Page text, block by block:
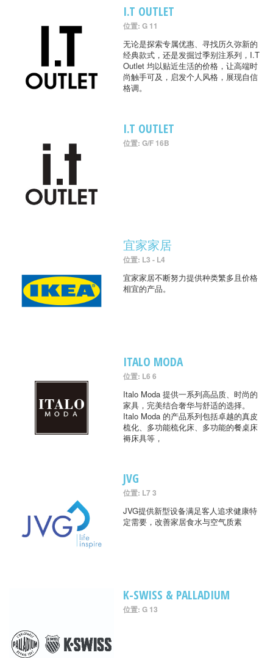
I.T OUTLET
位置: G 11
无论是探索专属优惠、寻找历久弥新的
经典款式，还是发掘过季别注系列，I.T
Outlet 均以贴近生活的价格，让高端时
尚触手可及，启发个人风格，展现自信
格调。
I.T OUTLET
位置: G/F 16B
宜家家居
位置: L3 - L4
宜家家居不断努力提供种类繁多且价格
相宜的产品。
ITALO MODA
位置: L6 6
Italo Moda 提供一系列高品质、时尚的
家具，完美结合奢华与舒适的选择。
Italo Moda 的产品系列包括卓越的真皮
梳化、多功能梳化床、多功能的餐桌床
褥床具等，
JVG
位置: L7 3
JVG提供新型设备满足客人追求健康特
定需要，改善家居食水与空气质素
K-SWISS & PALLADIUM
位置: G 13